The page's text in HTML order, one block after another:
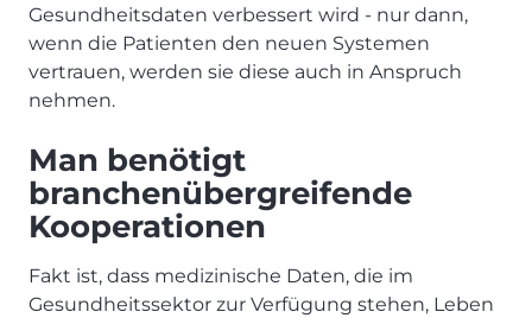
Gesundheitsdaten verbessert wird - nur dann,
wenn die Patienten den neuen Systemen
vertrauen, werden sie diese auch in Anspruch
nehmen.
Man benötigt
branchenübergreifende
Kooperationen
Fakt ist, dass medizinische Daten, die im
Gesundheitssektor zur Verfügung stehen, Leben